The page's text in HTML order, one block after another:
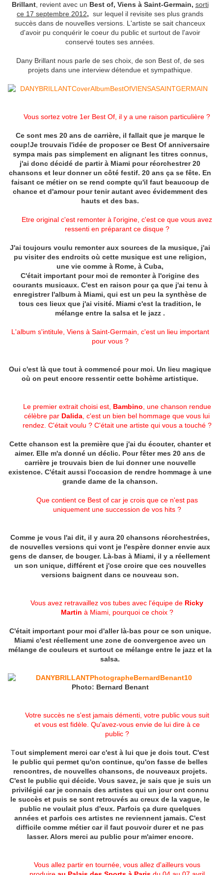
Brillant, revient avec un Best of, Viens à Saint-Germain, sorti
ce 17 septembre 2012, sur lequel il revisite ses plus grands
succès dans de nouvelles versions. L'artiste se sait chanceux
d'avoir pu conquérir le coeur du public et surtout de l'avoir
conservé toutes ses années.
Dany Brillant nous parle de ses choix, de son Best of, de ses
projets dans une interview détendue et sympathique.
Vous sortez votre 1er Best Of, il y a une raison particulière ?
Ce sont mes 20 ans de carrière, il fallait que je marque le
coup!Je trouvais l'idée de proposer ce Best Of anniversaire
sympa mais pas simplement en alignant les titres connus,
j'ai donc décidé de partir à Miami pour réorchestrer 20
chansons et leur donner un côté festif. 20 ans ça se fête. En
faisant ce métier on se rend compte qu'il faut beaucoup de
chance et d'amour pour tenir autant avec évidemment des
hauts et des bas.
Etre original c'est remonter à l'origine, c'est ce que vous avez
ressenti en préparant ce disque ?
J'ai toujours voulu remonter aux sources de la musique, j'ai
pu visiter des endroits où cette musique est une religion,
une vie comme à Rome, à Cuba,
C'était important pour moi de remonter à l'origine des
courants musicaux. C'est en raison pour ça que j'ai tenu à
enregistrer l'album à Miami, qui est un peu la synthèse de
tous ces lieux que j'ai visité. Miami c'est la tradition, le
mélange entre la salsa et le jazz .
L'album s'intitule, Viens à Saint-Germain, c'est un lieu important
pour vous ?
Oui c'est là que tout à commencé pour moi. Un lieu magique
où on peut encore ressentir cette bohème artistique.
Le premier extrait choisi est, Bambino , une chanson rendue
célèbre par Dalida , c'est un bien bel hommage que vous lui
rendez. C'était voulu ? C'était une artiste qui vous a touché ?
Cette chanson est la première que j'ai du écouter, chanter et
aimer. Elle m'a donné un déclic. Pour fêter mes 20 ans de
carrière je trouvais bien de lui donner une nouvelle
existence. C'était aussi l'occasion de rendre hommage à une
grande dame de la chanson.
Que contient ce Best of car je crois que ce n'est pas
uniquement une succession de vos hits ?
Comme je vous l'ai dit, il y aura 20 chansons réorchestrées,
de nouvelles versions qui vont je l'espère donner envie aux
gens de danser, de bouger. Là-bas à Miami, il y a réellement
un son unique, différent et j'ose croire que ces nouvelles
versions baignent dans ce nouveau son.
Vous avez retravaillez vos tubes avec l'équipe de Ricky
Martin à Miami, pourquoi ce choix ?
C'était important pour moi d'aller là-bas pour ce son unique.
Miami c'est réellement une zone de convergence avec un
mélange de couleurs et surtout ce mélange entre le jazz et la
salsa.
Photo: Bernard Benant
Votre succès ne s'est jamais démenti, votre public vous suit
et vous est fidèle. Qu'avez-vous envie de lui dire à ce
public ?
Tout simplement merci car c'est à lui que je dois tout. C'est
le public qui permet qu'on continue, qu'on fasse de belles
rencontres, de nouvelles chansons, de nouveaux projets.
C'est le public qui décide. Vous savez, je sais que je suis un
privilégié car je connais des artistes qui un jour ont connu
le succès et puis se sont retrouvés au creux de la vague, le
public ne voulait plus d'eux. Parfois ça dure quelques
années et parfois ces artistes ne reviennent jamais. C'est
difficile comme métier car il faut pouvoir durer et ne pas
lasser. Alors merci au public pour m'aimer encore.
Vous allez partir en tournée, vous allez d'ailleurs vous